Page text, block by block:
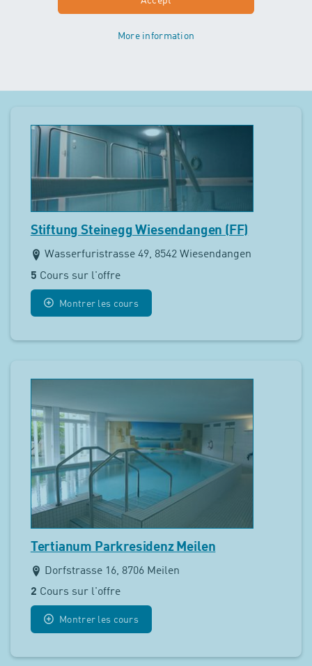
More information
Stiftung Steinegg Wiesendangen (FF)
Wasserfuristrasse 49, 8542 Wiesendangen
5 Cours sur l'offre
Montrer les cours
Tertianum Parkresidenz Meilen
Dorfstrasse 16, 8706 Meilen
2 Cours sur l'offre
Montrer les cours